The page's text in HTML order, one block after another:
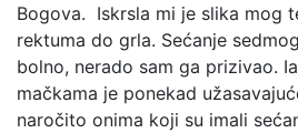
Bogova. Iskrsla mi je slika mog
rektuma do grla. Sećanje
bolno, nerado sam ga prizivao.
mačkama je ponekad
naročito onima koji su imali